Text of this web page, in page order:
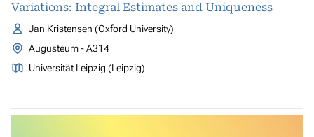
Variations: Integral Estimates and Uniqueness
Jan Kristensen (Oxford University)
Augusteum - A314
Universität Leipzig (Leipzig)